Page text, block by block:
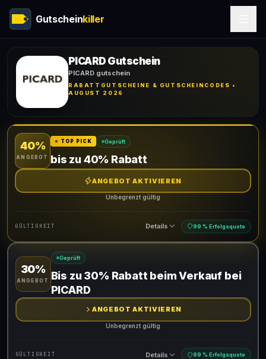
Gutscheinkiller
PICARD Gutschein
PICARD gutschein
RABATTGUTSCHEINE & GUTSCHEINCODES •
AUGUST 2026
40%
ANGEBOT
⭐ TOP PICK Geprüft
bis zu 40% Rabatt
ANGEBOT AKTIVIEREN
Unbegrenzt gültig
GÜLTIGKEIT Details 99 % Erfolgsquote
Gültig für teilnehmende Produkte
30%
ANGEBOT
Geprüft
Bis zu 30% Rabatt beim Verkauf bei
PICARD
ANGEBOT AKTIVIEREN
Unbegrenzt gültig
GÜLTIGKEIT Details 99 % Erfolgsquote